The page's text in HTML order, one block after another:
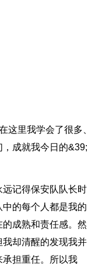
这里我学会了很多、
成就我今日的&39;
记得保安队队长时
的每个人都是我的
成熟和责任感。然
却清醒的发现我并
担重任。所以我